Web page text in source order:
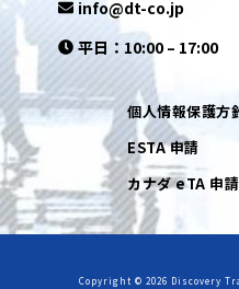
info@dt-co.jp
平日：10:00 – 17:00
個人情報保護方
ESTA 申請
カナダ eTA 申請
Copyright © 2026 Discovery